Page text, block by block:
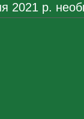
2021 р.